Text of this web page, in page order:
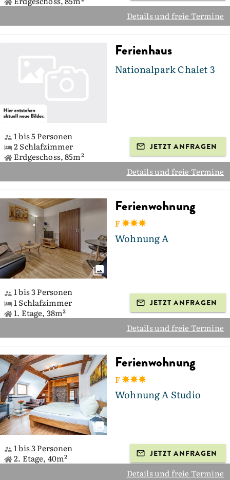
Details und freie Termine
Ferienhaus
Nationalpark Chalet 3
1 bis 5 Personen
2 Schlafzimmer
Erdgeschoss, 85m²
JETZT ANFRAGEN
Details und freie Termine
Ferienwohnung
F
Wohnung A
1 bis 3 Personen
1 Schlafzimmer
1. Etage, 38m²
JETZT ANFRAGEN
Details und freie Termine
Ferienwohnung
F
Wohnung A Studio
1 bis 3 Personen
2. Etage, 40m²
JETZT ANFRAGEN
Details und freie Termine